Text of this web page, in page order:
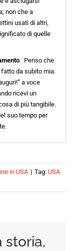
non che a
usati di altri,
di quelle
. Penso che
fatto da subito mia.
a voce
ricevi un
di più tangibile.
suo tempo per
in USA | Tag: USA
storia,